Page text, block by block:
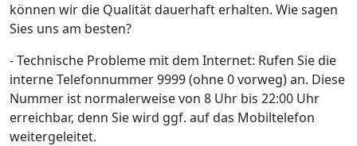
können wir die Qualität dauerhaft erhalten. Wie sagen
Sies uns am besten?
- Technische Probleme mit dem Internet: Rufen Sie die
interne Telefonnummer 9999 (ohne 0 vorweg) an. Diese
Nummer ist normalerweise von 8 Uhr bis 22:00 Uhr
erreichbar, denn Sie wird ggf. auf das Mobiltelefon
weitergeleitet.